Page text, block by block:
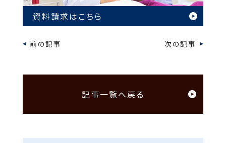
資料請求はこちら
前の記事 次の記事
記事一覧へ戻る